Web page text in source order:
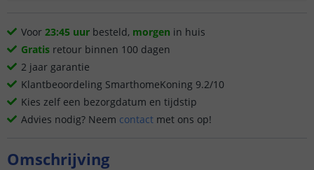
Voor 23:45 uur besteld, morgen in huis
Gratis retour binnen 100 dagen
2 jaar garantie
Klantbeoordeling SmarthomeKoning 9.2/10
Kies zelf een bezorgdatum en tijdstip
Advies nodig? Neem contact met ons op!
Omschrijving